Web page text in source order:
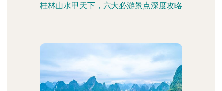
桂林山水甲天下，六大必游景点深度攻略